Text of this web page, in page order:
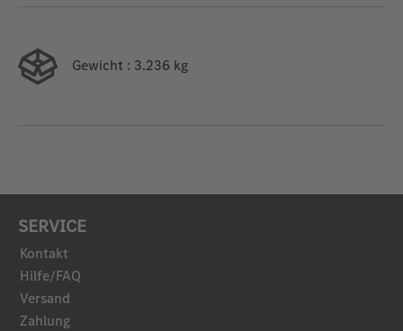
Gewicht : 3.236 kg
SERVICE
Kontakt
Hilfe/FAQ
Versand
Zahlung